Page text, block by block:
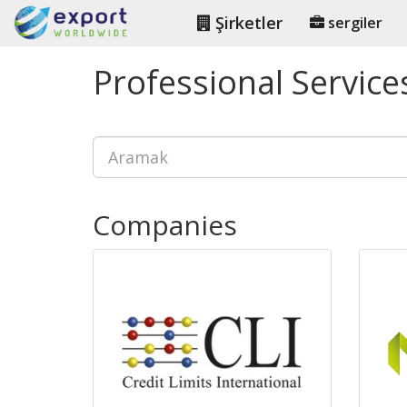
Şirketler sergiler
Professional
Companies